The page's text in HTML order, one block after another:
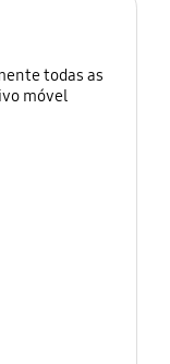
todas as
móvel